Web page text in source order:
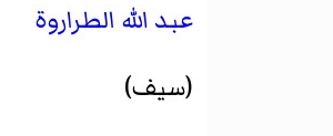
عبد الله الطراروة
(سيف)